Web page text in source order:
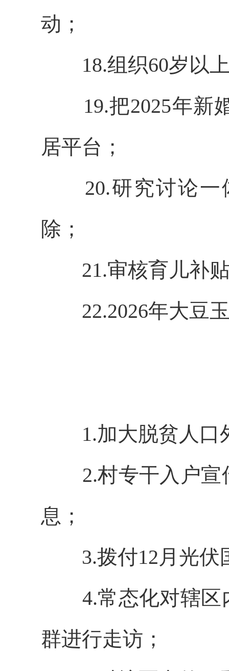
动；
18.组织60岁以
19.把2025年新
居平台；
20.研究讨论
除；
21.审核育儿补
22.2026年大豆
1.加大脱贫人
2.村专干入户
息 ；
3.拨付12月光伏
4.常态化对辖
群进行走访；